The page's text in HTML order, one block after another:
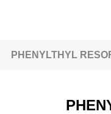
PHENYLTHYL